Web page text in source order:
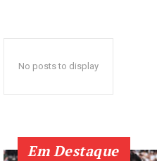
No posts to display
Em Destaque